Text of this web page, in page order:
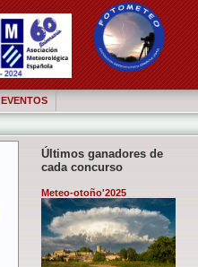
EVENTOS
Últimos ganadores de
cada concurso
Meteo-otoño'2025